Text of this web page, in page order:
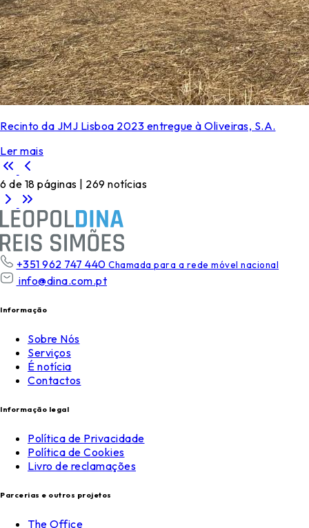
Recinto da JMJ Lisboa 2023 entregue à Oliveiras, S.A.
Ler mais
6 de 18 páginas | 269 notícias
+351 962 747 440 Chamada para a rede móvel nacional
info@dina.com.pt
Informação
Sobre Nós
Serviços
É notícia
Contactos
Informação legal
Política de Privacidade
Política de Cookies
Livro de reclamações
Parcerias e outros projetos
The Office